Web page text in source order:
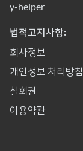
y-helper
법적고지사항:
회사정보
개인정보 처리방침
철회권
이용약관